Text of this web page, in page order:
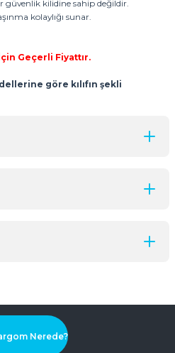
güvenlik kilidine sahip değildir.
kolaylığı sunar.
Geçerli Fiyattır.
göre kılıfın şekli
Nerede?